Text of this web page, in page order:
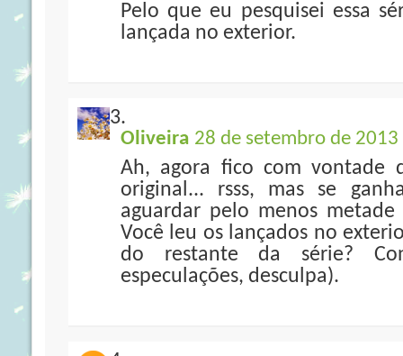
Pelo que eu pesquisei essa
lançada no exterior.
Oliveira 28 de setembro de 2013
Ah, agora fico com vontade
original... rsss, mas se
aguardar pelo menos
Você leu os lançados no
do restante da série?
especulações, desculpa).